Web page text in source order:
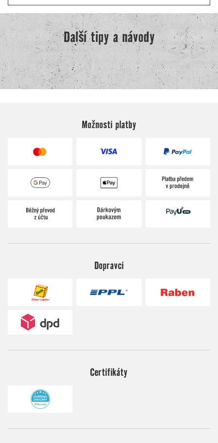
Možnosti platby
Dopravci
Certifikáty